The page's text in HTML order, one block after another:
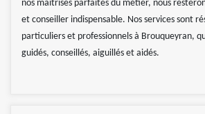
nos maitrises parfaites du métier, nous
et conseiller indispensable. Nos services sont
particuliers et professionnels à Brouqueyran,
guidés, conseillés, aiguillés et aidés.